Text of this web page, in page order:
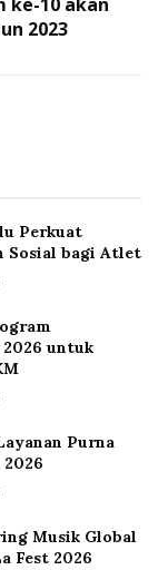
2023
Perkuat
Sosial bagi Atlet
untuk
Purna
Musik Global
Fest 2026